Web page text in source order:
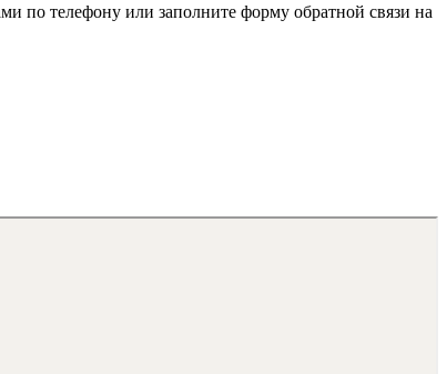
по телефону или заполните форму обратной связи на